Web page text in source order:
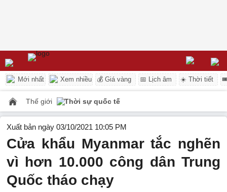
Mới nhất Xem nhiều 💰 Giá vàng 📅 Lịch âm ☀️ Thời tiết
Thế giới Thời sự quốc tế
Xuất bản ngày 03/10/2021 10:05 PM
Cửa khẩu Myanmar tắc nghẽn
vì hơn 10.000 công dân Trung
Quốc tháo chạy